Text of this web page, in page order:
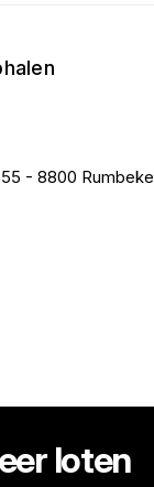
- 8800 Rumbeke
loten